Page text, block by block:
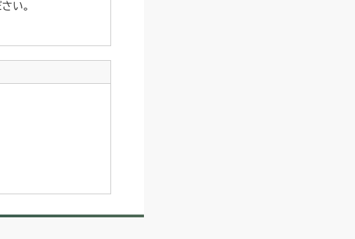
い。